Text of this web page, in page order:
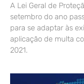
A Lei Geral de
setembro do ano
para se adaptar às
aplicação de multa
2021.